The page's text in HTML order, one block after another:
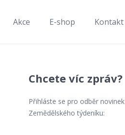
Akce E-shop Kontakt
Chcete víc zpráv?
Přihláste se pro odběr novinek
Zemědělského týdeníku: